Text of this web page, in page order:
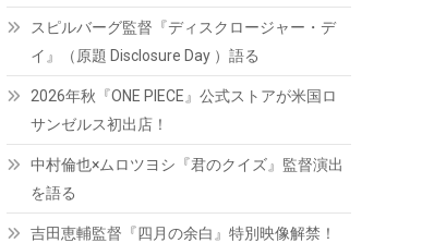
スピルバーグ監督『ディスクロージャー・デ
イ』（原題 Disclosure Day ）語る
2026年秋『ONE PIECE』公式ストアが米国ロ
サンゼルス初出店！
中村倫也×ムロツヨシ『君のクイズ』監督演出
を語る
吉田恵輔監督『四月の余白』特別映像解禁！